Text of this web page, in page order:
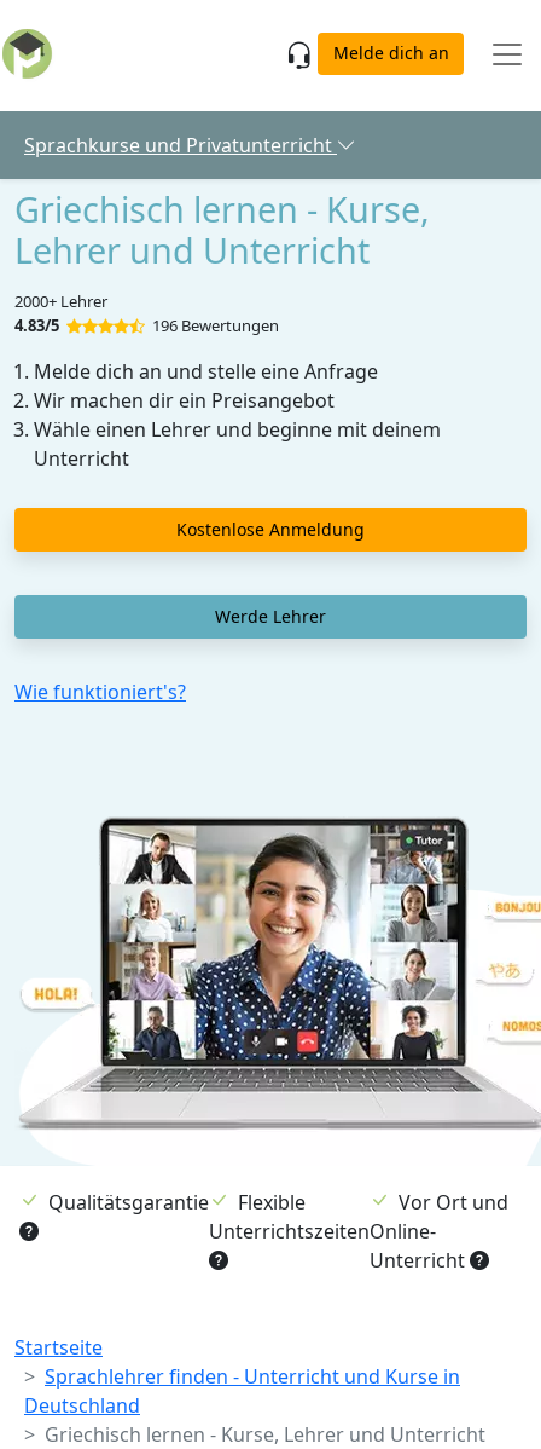
Melde dich an
Sprachkurse und Privatunterricht
Griechisch lernen - Kurse,
Lehrer und Unterricht
2000+ Lehrer
4.83/5
196 Bewertungen
Melde dich an und stelle eine Anfrage
Wir machen dir ein Preisangebot
Wähle einen Lehrer und beginne mit deinem
Unterricht
Kostenlose Anmeldung
Werde Lehrer
Wie funktioniert's?
Qualitätsgarantie
Flexible
Unterrichtszeiten
Vor Ort und
Online-
Unterricht
Breadcrumb
Startseite
Sprachlehrer finden - Unterricht und Kurse in
Deutschland
Griechisch lernen - Kurse, Lehrer und Unterricht